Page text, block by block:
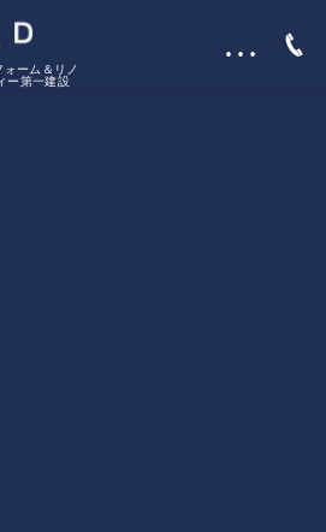
ーム＆リノ
ー第一建設
…